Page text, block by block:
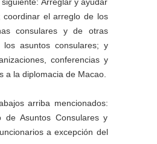
coordinar el arreglo de los
consulares y de otras
asuntos consulares; y
conferencias y
a la diplomacia de Macao.
arriba mencionados:
de Asuntos Consulares y
a excepción del